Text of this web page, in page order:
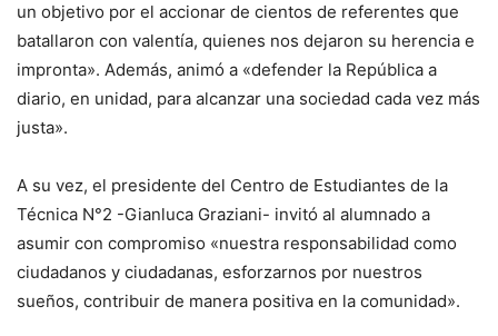
un objetivo por el accionar de cientos de referentes que
batallaron con valentía, quienes nos dejaron su herencia e
impronta». Además, animó a «defender la República a
diario, en unidad, para alcanzar una sociedad cada vez más
justa».
A su vez, el presidente del Centro de Estudiantes de la
Técnica N°2 -Gianluca Graziani- invitó al alumnado a
asumir con compromiso «nuestra responsabilidad como
ciudadanos y ciudadanas, esforzarnos por nuestros
sueños, contribuir de manera positiva en la comunidad».